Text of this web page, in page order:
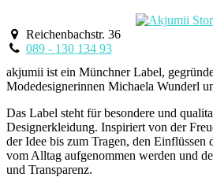
Reichenbachstr. 36
089 - 130 134 93
akjumii ist ein Münchner Label,
Modedesignerinnen Michaela Wunderl
Das Label steht für besondere und
Designerkleidung. Inspiriert von der
der Idee bis zum Tragen, den Einflüssen
vom Alltag aufgenommen werden und
und Transparenz.